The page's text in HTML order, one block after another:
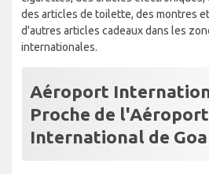
des articles de toilette, des montres
d'autres articles cadeaux dans les
internationales.
Aéroport
Proche de l'Aéroport
International de Goa